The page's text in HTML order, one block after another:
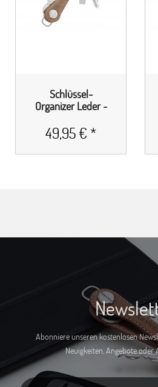
Schlüssel-
Organizer Leder -
49,95 € *
Abonniere unseren kostenlosen
Neuigkeiten, Angebote oder